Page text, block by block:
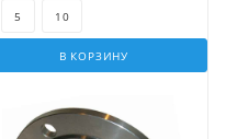
В КОРЗИНУ
5 10